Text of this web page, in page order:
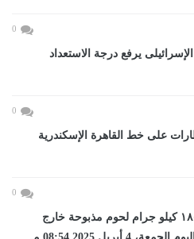
0
يرفع درجة الاستعداد
0
على خط القاهرة الإسكندرية
0
بيطرى الأقصر.. ضبط ١٨٥ كيلو جرام لحوم مذبوحة خارج